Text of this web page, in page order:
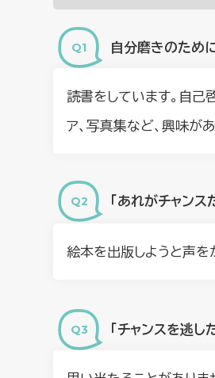
自分磨きのため
読書をしています。自己
ア、写真集など、興味が
「あれがチャン
絵本を出版しようと声を
「チャンスを逃